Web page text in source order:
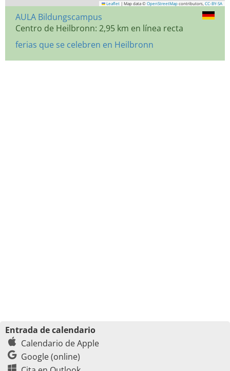
Leaflet | Map data © OpenStreetMap contributors, CC-BY-SA
AULA Bildungscampus
Centro de Heilbronn: 2,95 km en línea recta
ferias que se celebren en Heilbronn
Entrada de calendario
Calendario de Apple
Google (online)